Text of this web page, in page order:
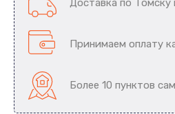
Доставка по Томску
Принимаем оплату
Более 10 пунктов